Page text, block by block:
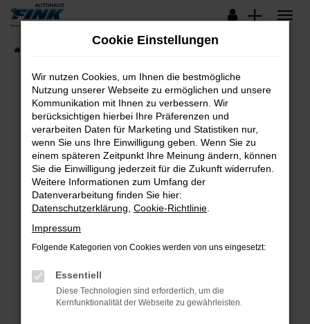
Zum
springen
Lagerfahrzeuge
Fehler: Network Error
Beim Laden ist ein Fehler aufgetreten.
Hier sind ein paar Tipps, die dir helfen können:
Überprüfe deine Firewall und deine
Internetverbindung.
Laden andere Webseiten, zum Beispiel deine
Suchmaschine?
Prüfe deine Browsererweiterungen.
können das Laden bestimmter Seiten
verhindern. Funktioniert die Seite in einem
anderen Browser oder in einem privaten
Cookie Einstellungen
Wir nutzen Cookies, um Ihnen die bestmögliche
Nutzung unserer Webseite zu ermöglichen und unsere
Kommunikation mit Ihnen zu verbessern. Wir
berücksichtigen hierbei Ihre Präferenzen und
verarbeiten Daten für Marketing und Statistiken nur,
wenn Sie uns Ihre Einwilligung geben. Wenn Sie zu
einem späteren Zeitpunkt Ihre Meinung ändern, können
Sie die Einwilligung jederzeit für die Zukunft widerrufen.
Weitere Informationen zum Umfang der
Datenverarbeitung finden Sie hier:
Datenschutzerklärung Cookie-Richtlinie
Impressum
Folgende Kategorien von Cookies werden von uns eingesetzt:
Essentiell
Diese Technologien sind erforderlich, um die
Kernfunktionalität der Webseite zu gewährleisten.